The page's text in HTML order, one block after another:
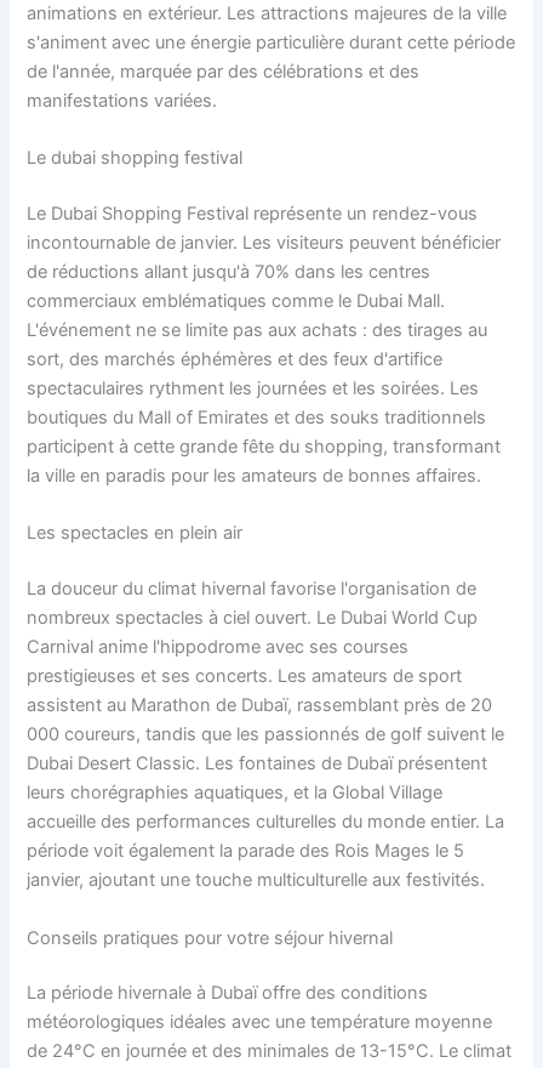
animations en extérieur. Les attractions majeures de la ville
s'animent avec une énergie particulière durant cette période
de l'année, marquée par des célébrations et des
manifestations variées.
Le dubai shopping festival
Le Dubai Shopping Festival représente un rendez-vous
incontournable de janvier. Les visiteurs peuvent bénéficier
de réductions allant jusqu'à 70% dans les centres
commerciaux emblématiques comme le Dubai Mall.
L'événement ne se limite pas aux achats : des tirages au
sort, des marchés éphémères et des feux d'artifice
spectaculaires rythment les journées et les soirées. Les
boutiques du Mall of Emirates et des souks traditionnels
participent à cette grande fête du shopping, transformant
la ville en paradis pour les amateurs de bonnes affaires.
Les spectacles en plein air
La douceur du climat hivernal favorise l'organisation de
nombreux spectacles à ciel ouvert. Le Dubai World Cup
Carnival anime l'hippodrome avec ses courses
prestigieuses et ses concerts. Les amateurs de sport
assistent au Marathon de Dubaï, rassemblant près de 20
000 coureurs, tandis que les passionnés de golf suivent le
Dubai Desert Classic. Les fontaines de Dubaï présentent
leurs chorégraphies aquatiques, et la Global Village
accueille des performances culturelles du monde entier. La
période voit également la parade des Rois Mages le 5
janvier, ajoutant une touche multiculturelle aux festivités.
Conseils pratiques pour votre séjour hivernal
La période hivernale à Dubaï offre des conditions
météorologiques idéales avec une température moyenne
de 24°C en journée et des minimales de 13-15°C. Le climat